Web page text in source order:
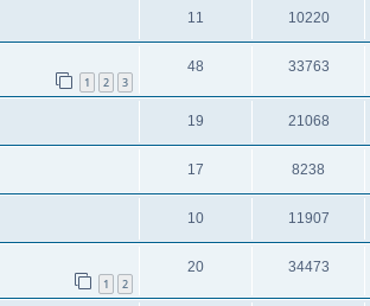
11 10220
1 2 3
48 33763
19 21068
17 8238
10 11907
1 2
20 34473